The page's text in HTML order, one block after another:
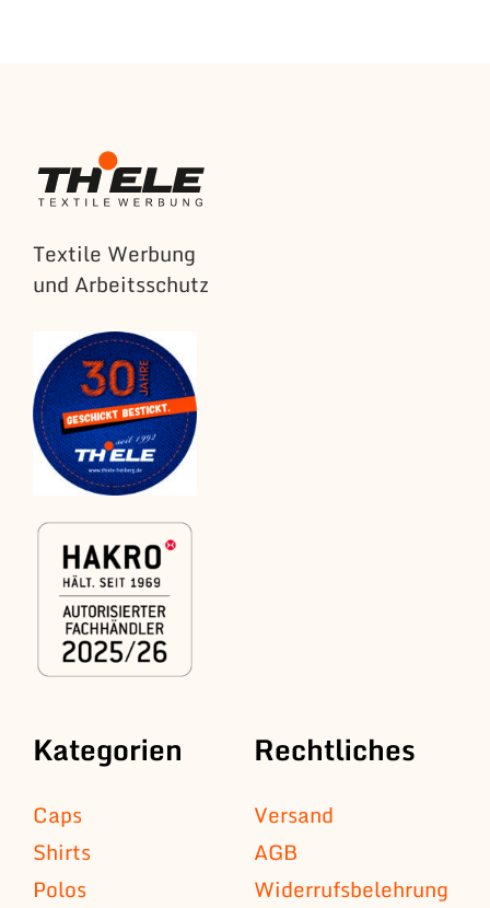
Textile Werbung
und Arbeitsschutz
Kategorien
Caps
Shirts
Polos
Rechtliches
Versand
AGB
Widerrufsbelehrung